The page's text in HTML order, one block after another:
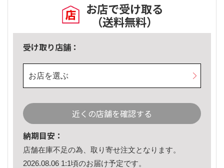
お店で受け取る
（送料無料）
受け取り店舗：
お店を選ぶ
近くの店舗を確認する
納期目安：
店舗在庫不足の為、取り寄せ注文となります。
2026.08.06 1:1頃のお届け予定です。